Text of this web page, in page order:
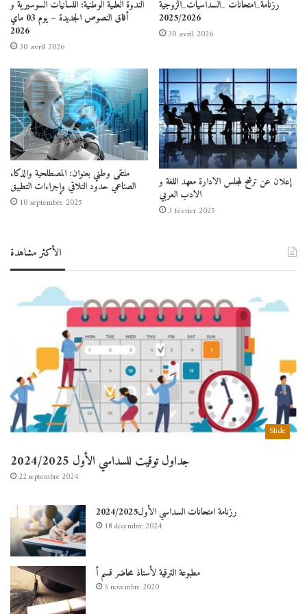
المفهومية (Onomasiologique)؛ كما فتح باب
النقاش على مصراعيه، وخلصت الورشة إلى جملة مِن
نتائج عملية.
الندوة العلمية الوطنية: اللسانيات السوسيرية و
أفاق النصوص الجديدة – يوم 03 ماي
2026
30 avril 2026
رزنامة_امتحانات _السداسيات_الزوجية
2025/2026
30 avril 2026
ملتقى وطني بعنوان: المصطلحية والذكاء
الصناعي حدود التلاقي وإجراءات التطبيق
10 septembre 2025
إعلان عن ترشح لمجلس الادارة معهد اللغة و
الادب العربي
3 février 2025
الأكثر مشاهدة
Slide
جداول توقيت للسداسي الأول 2024/2025
22 septembre 2024
رزنامة امتحانات السداسي الأول2024/2025
18 décembre 2024
مطبوعة الترقية لأستاذ محاضر قسم أ
5 novembre 2020